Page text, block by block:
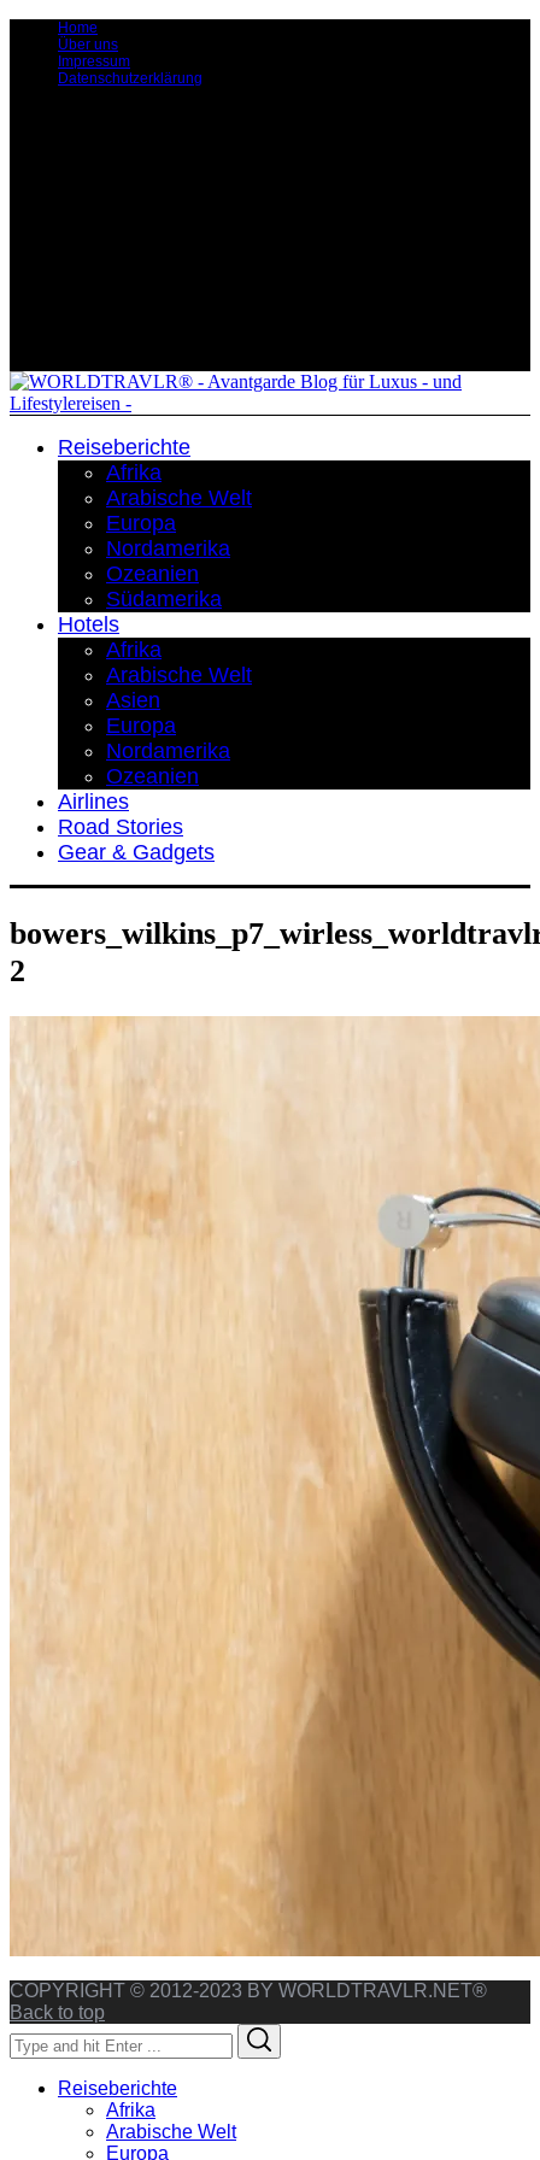
Home
Über uns
Impressum
Datenschutzerklärung
Reiseberichte
Afrika
Arabische Welt
Europa
Nordamerika
Ozeanien
Südamerika
Hotels
Afrika
Arabische Welt
Asien
Europa
Nordamerika
Ozeanien
Airlines
Road Stories
Gear & Gadgets
2
COPYRIGHT © 2012-2023 BY WORLDTRAVLR.NET®
Back to top
Search
for:
Reiseberichte
Afrika
Arabische Welt
Europa